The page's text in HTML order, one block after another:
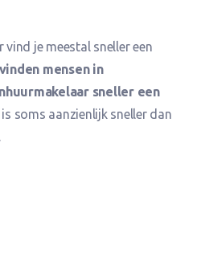
je meestal sneller een
mensen in
sneller een
soms aanzienlijk sneller dan